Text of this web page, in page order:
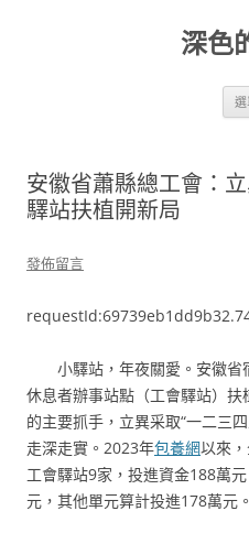
深色
安徽省蕭縣總工會：
驛站扶植開新局
發佈留言
小驛站，年夜關愛。安徽
休息者辦事站點（工會驛站）
的主要抓手，立異采取“一二三
走深走實。2023年包養網以來
工會驛站9家，投進資金188萬
元，其他單元算計投進178萬元。